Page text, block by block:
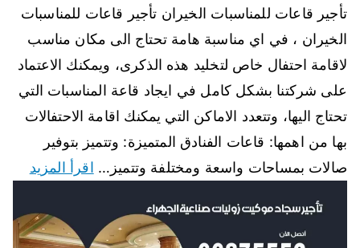
تأجير قاعات للمناسبات الخيران تأجير قاعات للمناسبات
الخيران ، في اي مناسبة هامة تحتاج الى مكان مناسب
لاقامة احتفال خاص لتخليد هذه الذكرى، ويمكنك الاعتماد
على شركتنا بشكل كامل في ايجاد قاعة المناسبات التي
تحتاج اليها، وتتعدد الاماكن التي يمكنك اقامة الاحتفالات
بها من اهمها: قاعات الفنادق المتميزة: وتتميز بتوفير
صالات بمساحات واسعة ومختلفة وتتميز… اقرأ المزيد